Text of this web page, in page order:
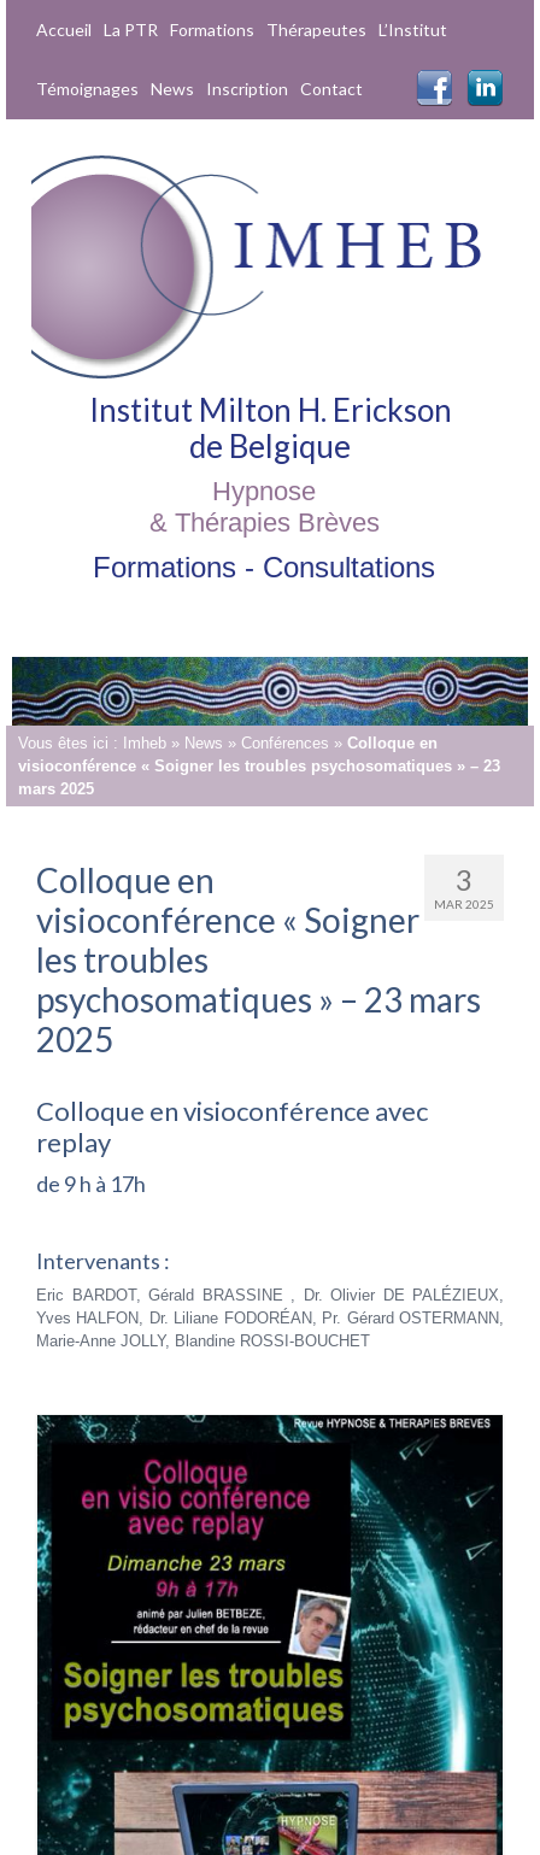
Accueil La PTR Formations Thérapeutes L’Institut
Témoignages News Inscription Contact
Institut Milton H. Erickson
de Belgique
Hypnose
& Thérapies Brèves
Formations - Consultations
Vous êtes ici : Imheb » News » Conférences » Colloque en
visioconférence « Soigner les troubles psychosomatiques » – 23
mars 2025
3
MAR 2025
Colloque en
visioconférence « Soigner
les troubles
psychosomatiques » – 23 mars
2025
Colloque en visioconférence avec
replay
de 9 h à 17h
Intervenants :
Eric BARDOT, Gérald BRASSINE , Dr. Olivier DE PALÉZIEUX,
Yves HALFON, Dr. Liliane FODORÉAN, Pr. Gérard OSTERMANN,
Marie-Anne JOLLY, Blandine ROSSI-BOUCHET